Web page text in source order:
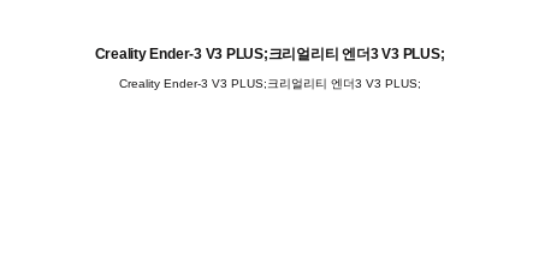
Creality Ender-3 V3 PLUS;크리얼리티 엔더3 V3 PLUS;
Creality Ender-3 V3 PLUS;크리얼리티 엔더3 V3 PLUS;